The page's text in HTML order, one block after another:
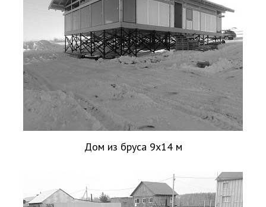
Дом из бруса 9х14 м